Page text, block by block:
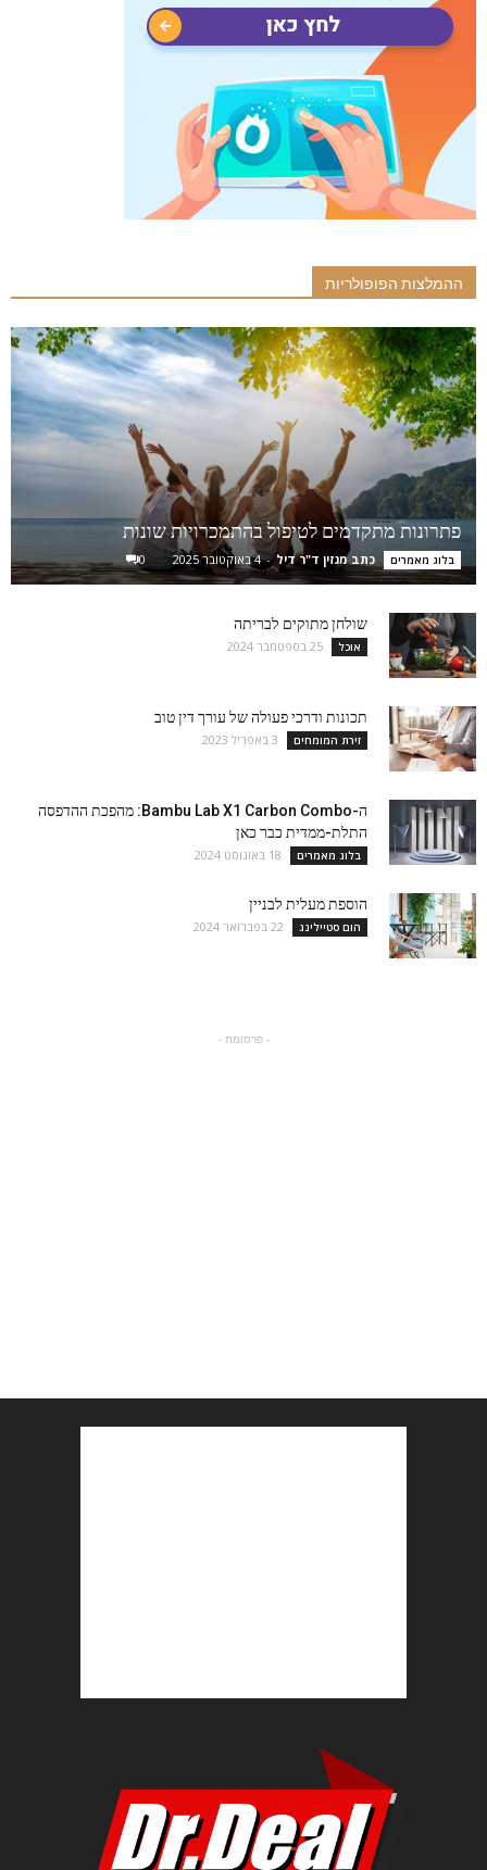
ההמלצות הפופולריות
פתרונות מתקדמים לטיפול בהתמכרויות שונות
בלוג מאמרים כתב מגזין ד"ר דיל - 4 באוקטובר 2025 0
שולחן מתוקים לבריתה
אוכל 25 בספטמבר 2024
תכונות ודרכי פעולה של עורך דין טוב
זירת המומחים 3 באפריל 2023
ה-Bambu Lab X1 Carbon Combo: מהפכת ההדפסה
התלת-ממדית כבר כאן
בלוג מאמרים 18 באוגוסט 2024
הוספת מעלית לבניין
הום סטיילינג 22 בפברואר 2024
- פרסומת -